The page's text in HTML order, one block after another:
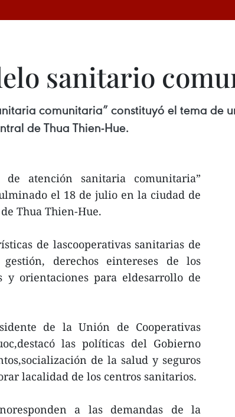
sanitario
comunitaria” constituyó el tema de
de Thua Thien-Hue.
atención sanitaria comunitaria”
el 18 de julio en la ciudad de
Thua Thien-Hue.
de lascooperativas sanitarias de
derechos eintereses de los
y orientaciones para eldesarrollo de
de la Unión de Cooperativas
las políticas del Gobierno
de la salud y seguros
lacalidad de los centros sanitarios.
a las demandas de la